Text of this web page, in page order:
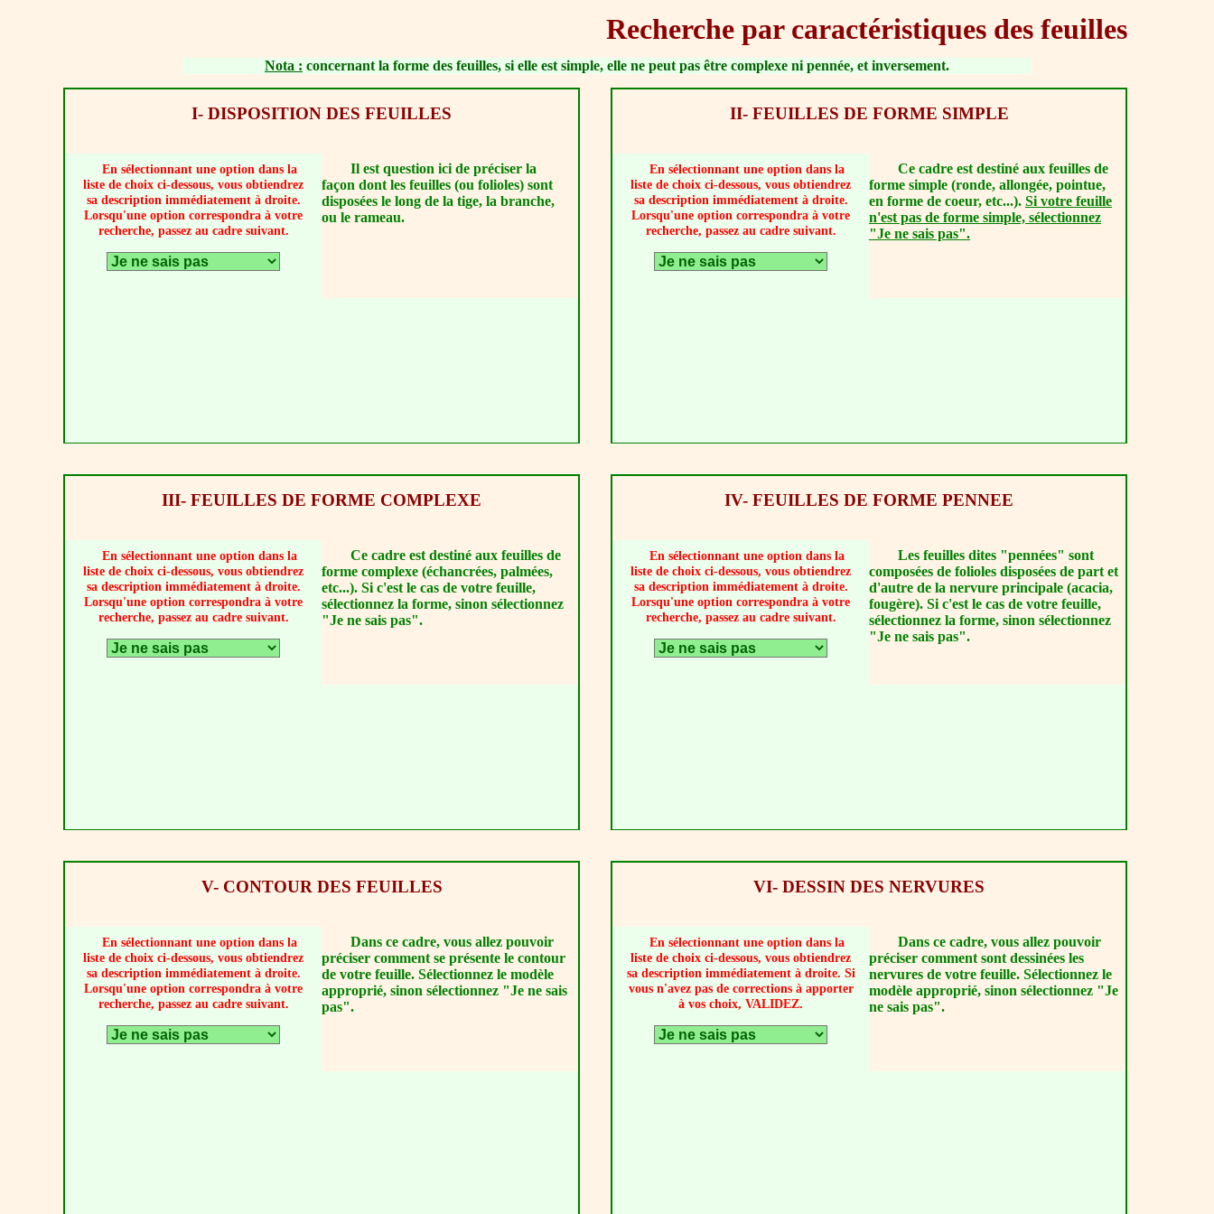
Recherche par caractéristiques des feuilles
Nota : concernant la forme des feuilles, si elle est simple, elle ne peut pas être complexe ni pennée, et inversement.
I- DISPOSITION DES FEUILLES
En sélectionnant une option dans la
liste de choix ci-dessous, vous obtiendrez
sa description immédiatement à droite.
Lorsqu'une option correspondra à votre
recherche, passez au cadre suivant.
Il est question ici de préciser la
façon dont les feuilles (ou folioles) sont
disposées le long de la tige, la branche,
ou le rameau.
II- FEUILLES DE FORME SIMPLE
En sélectionnant une option dans la
liste de choix ci-dessous, vous obtiendrez
sa description immédiatement à droite.
Lorsqu'une option correspondra à votre
recherche, passez au cadre suivant.
Ce cadre est destiné aux feuilles de
forme simple (ronde, allongée, pointue,
en forme de coeur, etc...). Si votre feuille
n'est pas de forme simple, sélectionnez
"Je ne sais pas".
III- FEUILLES DE FORME COMPLEXE
En sélectionnant une option dans la
liste de choix ci-dessous, vous obtiendrez
sa description immédiatement à droite.
Lorsqu'une option correspondra à votre
recherche, passez au cadre suivant.
Ce cadre est destiné aux feuilles de
forme complexe (échancrées, palmées,
etc...). Si c'est le cas de votre feuille,
sélectionnez la forme, sinon sélectionnez
"Je ne sais pas".
IV- FEUILLES DE FORME PENNEE
En sélectionnant une option dans la
liste de choix ci-dessous, vous obtiendrez
sa description immédiatement à droite.
Lorsqu'une option correspondra à votre
recherche, passez au cadre suivant.
Les feuilles dites "pennées" sont
composées de folioles disposées de part et
d'autre de la nervure principale (acacia,
fougère). Si c'est le cas de votre feuille,
sélectionnez la forme, sinon sélectionnez
"Je ne sais pas".
V- CONTOUR DES FEUILLES
En sélectionnant une option dans la
liste de choix ci-dessous, vous obtiendrez
sa description immédiatement à droite.
Lorsqu'une option correspondra à votre
recherche, passez au cadre suivant.
Dans ce cadre, vous allez pouvoir
préciser comment se présente le contour
de votre feuille. Sélectionnez le modèle
approprié, sinon sélectionnez "Je ne sais
pas".
VI- DESSIN DES NERVURES
En sélectionnant une option dans la
liste de choix ci-dessous, vous obtiendrez
sa description immédiatement à droite. Si
vous n'avez pas de corrections à apporter
à vos choix, VALIDEZ.
Dans ce cadre, vous allez pouvoir
préciser comment sont dessinées les
nervures de votre feuille. Sélectionnez le
modèle approprié, sinon sélectionnez "Je
ne sais pas".